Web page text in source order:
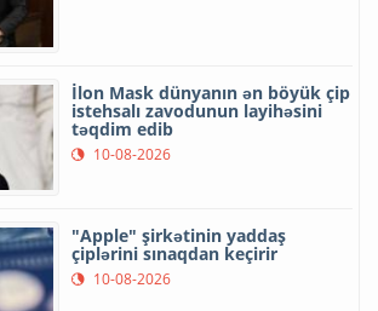
İlon Mask dünyanın ən böyük çip
istehsalı zavodunun layihəsini
təqdim edib
10-08-2026
"Apple" şirkətinin yaddaş
çiplərini sınaqdan keçirir
10-08-2026